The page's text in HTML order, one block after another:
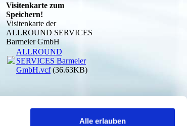
Alle erlauben
Visitenkarte zum
Speichern!
Visitenkarte der
ALLROUND SERVICES
Barmeier GmbH
ALLROUND
SERVICES Barmeier
GmbH.vcf(36.63KB)